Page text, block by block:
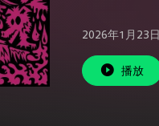
2026年1月23日
播放